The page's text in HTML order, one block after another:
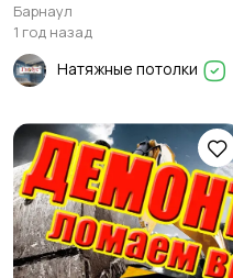
Барнаул
1 год назад
Натяжные потолки